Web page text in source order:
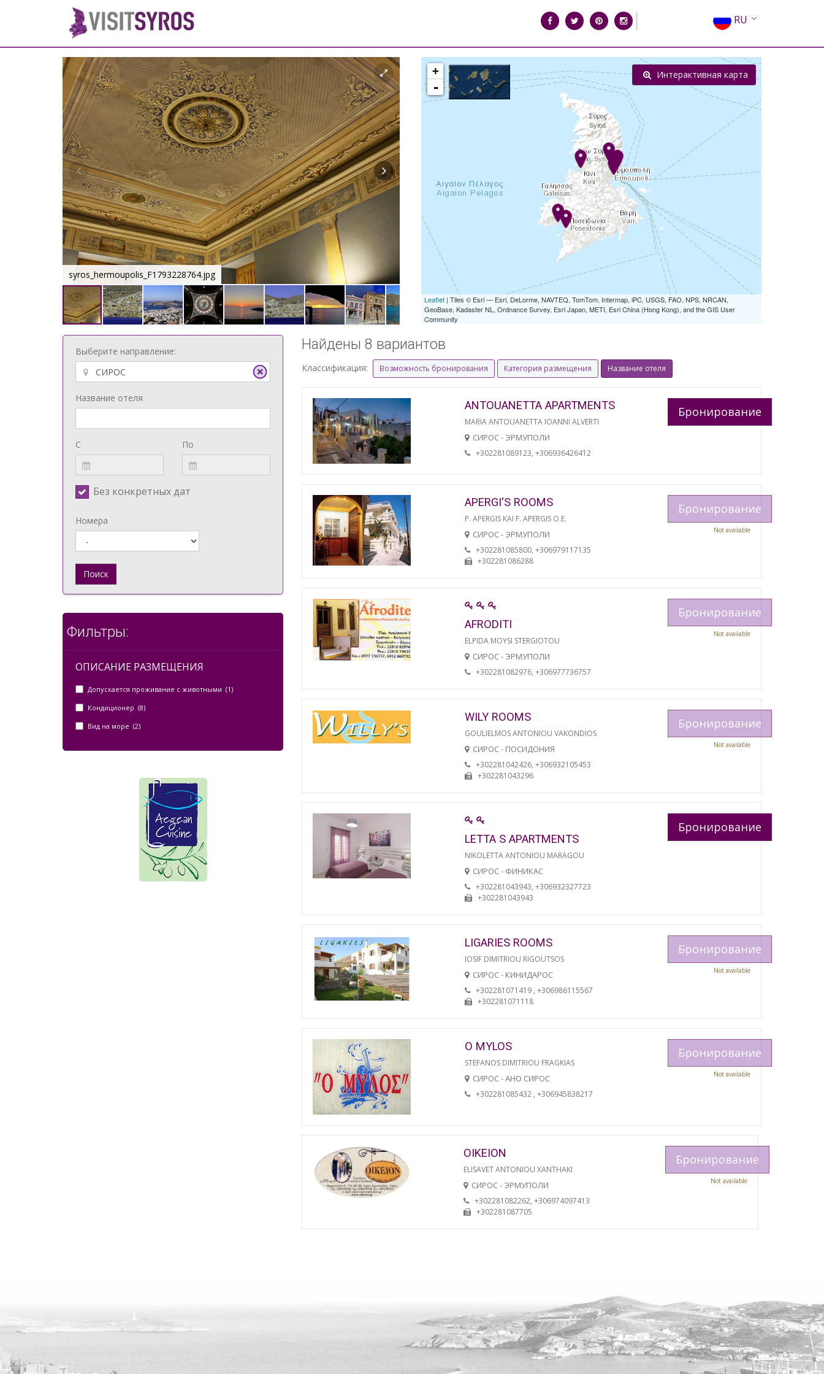
RU
EN
EL
ES
syros_hermoupolis_F1793228764.jpg syros_vaporia_F268133321.jpg
+
-
Leaflet | Tiles © Esri — Esri, DeLorme, NAVTEQ, TomTom, Intermap, iPC, USGS, FAO, NPS, NRCAN,
GeoBase, Kadaster NL, Ordnance Survey, Esri Japan, METI, Esri China (Hong Kong), and the GIS User
Community
Интерактивная карта
Выберите направление:
Название отеля
С По
Без конкретных дат
Номера
Поиск
Фильтры:
ОПИСАНИЕ РАЗМЕЩЕНИЯ
Допускается проживание с животными (1)
Кондиционер (8)
Вид на море (2)
Найдены 8 вариантов
Классификация: Возможность бронирования Категория размещения Название отеля
ANTOUANETTA APARTMENTS
MARIA ANTOUANETTA IOANNI ALVERTI
СИРОС - ЭРМУПОЛИ
+302281089123, +306936426412
Бронирование
APERGI'S ROOMS
P. APERGIS KAI F. APERGIS O.E.
СИРОС - ЭРМУПОЛИ
+302281085800, +306979117135
+302281086288
Бронирование
Not available
AFRODITI
ELPIDA MOYSI STERGIOTOU
СИРОС - ЭРМУПОЛИ
+302281082976, +306977736757
Бронирование
Not available
WILY ROOMS
GOULIELMOS ANTONIOU VAKONDIOS
СИРОС - ПОСИДОНИЯ
+302281042426, +306932105453
+302281043296
Бронирование
Not available
LETTA S APARTMENTS
NIKOLETTA ANTONIOU MARAGOU
СИРОС - ФИНИКАС
+302281043943, +306932327723
+302281043943
Бронирование
LIGARIES ROOMS
IOSIF DIMITRIOU RIGOUTSOS
СИРОС - КИНИДАРОС
+302281071419 , +306986115567
+302281071118
Бронирование
Not available
O MYLOS
STEFANOS DIMITRIOU FRAGKIAS
СИРОС - АНО СИРОС
+302281085432 , +306945838217
Бронирование
Not available
OIKEION
ELISAVET ANTONIOU XANTHAKI
СИРОС - ЭРМУПОЛИ
+302281082262, +306974097413
+302281087705
Бронирование
Not available